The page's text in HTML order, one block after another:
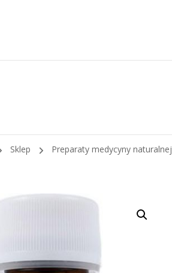
Sklep Preparaty medycyny naturalnej